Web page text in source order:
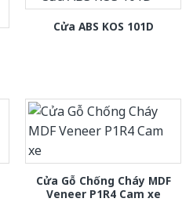
Cửa ABS KOS 101D
Cửa Gỗ Chống Cháy MDF
Veneer P1R4 Cam xe